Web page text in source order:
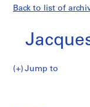
Back to list of
Jump to